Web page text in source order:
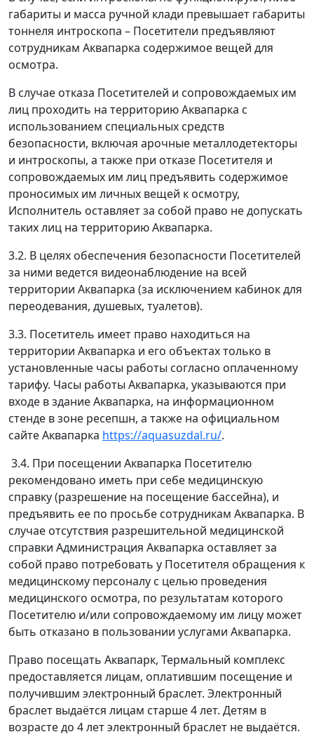
габариты и масса ручной клади превышает габариты
тоннеля интроскопа – Посетители предъявляют
сотрудникам Аквапарка содержимое вещей для
осмотра.
В случае отказа Посетителей и сопровождаемых им
лиц проходить на территорию Аквапарка с
использованием специальных средств
безопасности, включая арочные металлодетекторы
и интроскопы, а также при отказе Посетителя и
сопровождаемых им лиц предъявить содержимое
проносимых им личных вещей к осмотру,
Исполнитель оставляет за собой право не допускать
таких лиц на территорию Аквапарка.
3.2. В целях обеспечения безопасности Посетителей
за ними ведется видеонаблюдение на всей
территории Аквапарка (за исключением кабинок для
переодевания, душевых, туалетов).
3.3. Посетитель имеет право находиться на
территории Аквапарка и его объектах только в
установленные часы работы согласно оплаченному
тарифу. Часы работы Аквапарка, указываются при
входе в здание Аквапарка, на информационном
стенде в зоне ресепшн, а также на официальном
сайте Аквапарка https://aquasuzdal.ru/.
3.4. При посещении Аквапарка Посетителю
рекомендовано иметь при себе медицинскую
справку (разрешение на посещение бассейна), и
предъявить ее по просьбе сотрудникам Аквапарка. В
случае отсутствия разрешительной медицинской
справки Администрация Аквапарка оставляет за
собой право потребовать у Посетителя обращения к
медицинскому персоналу с целью проведения
медицинского осмотра, по результатам которого
Посетителю и/или сопровождаемому им лицу может
быть отказано в пользовании услугами Аквапарка.
Право посещать Аквапарк, Термальный комплекс
предоставляется лицам, оплатившим посещение и
получившим электронный браслет. Электронный
браслет выдаётся лицам старше 4 лет. Детям в
возрасте до 4 лет электронный браслет не выдаётся.